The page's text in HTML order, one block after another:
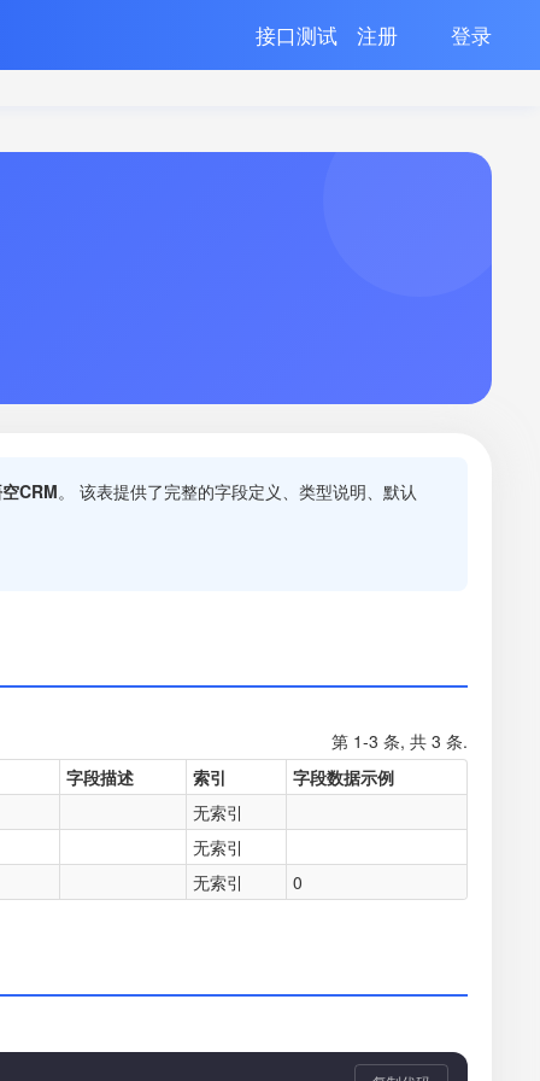
接口测试 注册 登录
CRM。 该表提供了完整的字段定义、类型说明、默认
第 1-3 条, 共 3 条.
字段描述
索引
字段数据示例
无索引
无索引
无索引
0